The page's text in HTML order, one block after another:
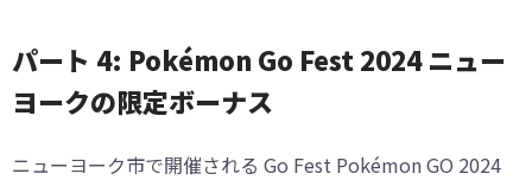
パート 4: Pokémon Go Fest 2024 ニュー
ヨークの限定ボーナス
ニューヨーク市で開催される Go Fest Pokémon GO 2024